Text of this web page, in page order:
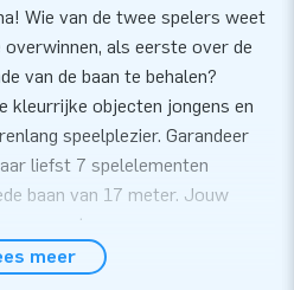
Wie van de twee spelers weet
als eerste over de
van de baan te behalen?
kleurrijke objecten jongens en
speelplezier. Garandeer
liefst 7 spelelementen
baan van 17 meter. Jouw
napraten.
meer